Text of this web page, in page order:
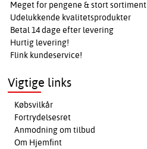
Meget for pengene & stort sortiment
Udelukkende kvalitetsprodukter
Betal 14 dage efter levering
Hurtig levering!
Flink kundeservice!
Vigtige links
Købsvilkår
Fortrydelsesret
Anmodning om tilbud
Om Hjemfint